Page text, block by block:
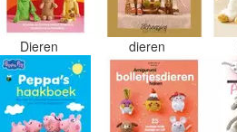
Dieren dieren